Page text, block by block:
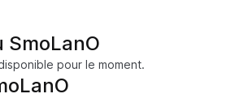
SmoLanO
pour le moment.